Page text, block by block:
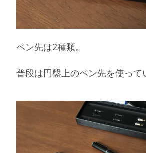
ペン先は2種類。
普段は円盤上のペン先を使って